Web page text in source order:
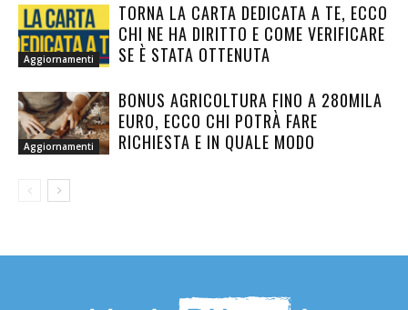
Aggiornamenti
TORNA LA CARTA DEDICATA A TE, ECCO
CHI NE HA DIRITTO E COME VERIFICARE
SE È STATA OTTENUTA
Aggiornamenti
BONUS AGRICOLTURA FINO A 280MILA
EURO, ECCO CHI POTRÀ FARE
RICHIESTA E IN QUALE MODO